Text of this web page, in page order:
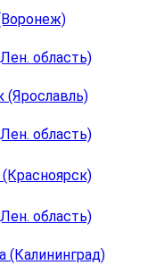
область)
(Ярославль)
область)
(Красноярск)
область)
(Калининград)